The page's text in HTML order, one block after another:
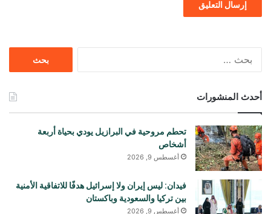
أحدث المنشورات
تحطم مروحية في البرازيل يودي بحياة أربعة
أشخاص
أغسطس 9, 2026
فيدان: ليس إيران ولا إسرائيل هدفًا للاتفاقية الأمنية
بين تركيا والسعودية وباكستان
أغسطس 9, 2026